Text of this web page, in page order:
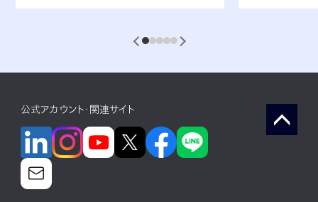
1 2 3 4 5
公式アカウント・関連サイト